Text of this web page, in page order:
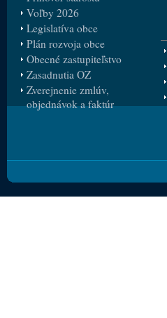
Voľby 2026
Legislatíva obce
Plán rozvoja obce
Obecné zastupiteľstvo
Zasadnutia OZ
Zverejnenie zmlúv,
objednávok a faktúr